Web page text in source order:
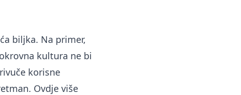
biljka. Na primer,
kultura ne bi
korisne
Ovdje više